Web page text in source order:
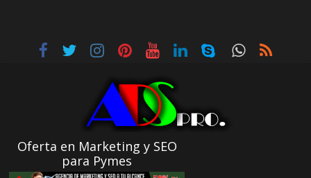
Oferta en Marketing y SEO
para Pymes